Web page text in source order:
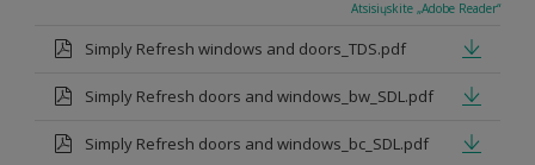
Atsisiųskite „Adobe Reader“
Simply Refresh windows and doors_TDS.pdf
Simply Refresh doors and windows_bw_SDL.pdf
Simply Refresh doors and windows_bc_SDL.pdf